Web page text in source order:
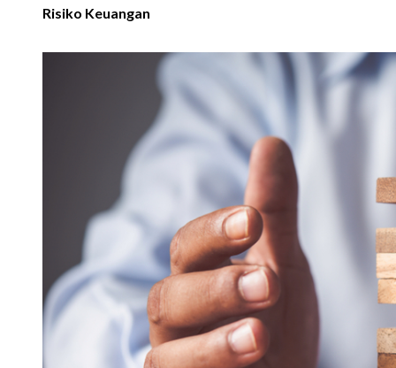
Risiko Keuangan